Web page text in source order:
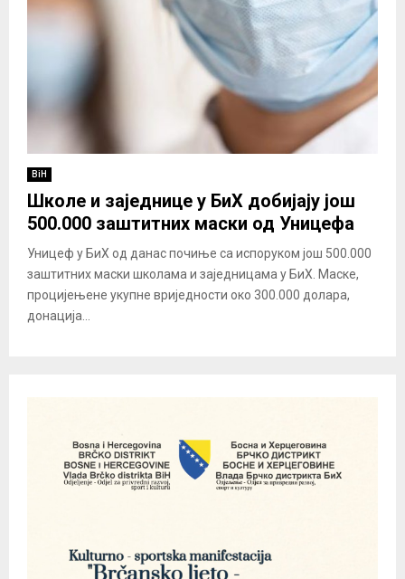
BiH
Школе и заједнице у БиХ добијају још
500.000 заштитних маски од Уницефа
Уницеф у БиХ од данас почиње са испоруком још 500.000
заштитних маски школама и заједницама у БиХ. Маске,
процијењене укупне вриједности око 300.000 долара,
донација...